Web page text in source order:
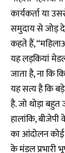
कार्यकर्ता या
समुदाय से जोड़
कहते हैं,
यह लड़कियां
जाता है, ना कि
यह सत्य है कि
है. जो थोड़ा
हालांकि, बीजेपी
का आंदोलन कोई
के मंडल प्रभारी